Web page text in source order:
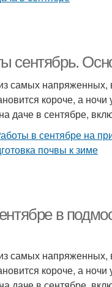
сентябрь.
самых
короче, а
даче в сентябре,
в
самых
короче, а